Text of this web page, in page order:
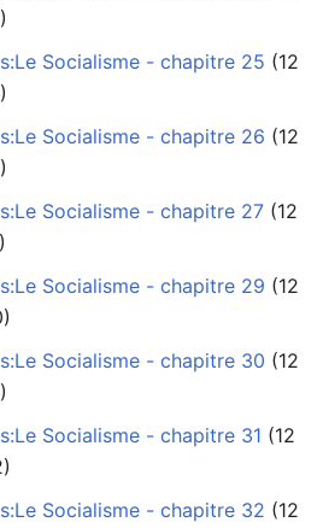
Socialisme - chapitre 25
Socialisme - chapitre 26
Socialisme - chapitre 27
Socialisme - chapitre 29
Socialisme - chapitre 30
Socialisme - chapitre 31
Socialisme - chapitre 32